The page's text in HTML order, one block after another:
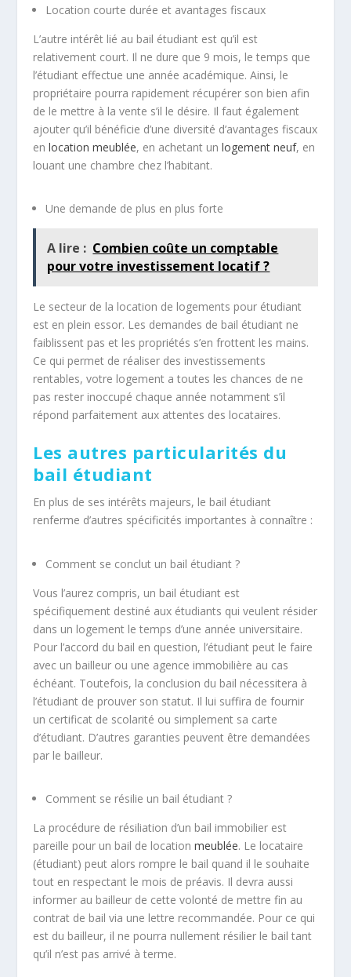
Location courte durée et avantages fiscaux
L’autre intérêt lié au bail étudiant est qu’il est
relativement court. Il ne dure que 9 mois, le temps que
l’étudiant effectue une année académique. Ainsi, le
propriétaire pourra rapidement récupérer son bien afin
de le mettre à la vente s’il le désire. Il faut également
ajouter qu’il bénéficie d’une diversité d’avantages fiscaux
enlocation meublée, en achetant unlogement neuf, en
louant une chambre chez l’habitant.
Une demande de plus en plus forte
A lire : Combien coûte un comptable
pour votre investissement locatif ?
Le secteur de la location de logements pour étudiant
est en plein essor. Les demandes de bail étudiant ne
faiblissent pas et les propriétés s’en frottent les mains.
Ce qui permet de réaliser des investissements
rentables, votre logement a toutes les chances de ne
pas rester inoccupé chaque année notamment s’il
répond parfaitement aux attentes des locataires.
Les autres particularités du
bail étudiant
En plus de ses intérêts majeurs, le bail étudiant
renferme d’autres spécificités importantes à connaître :
Comment se conclut un bail étudiant ?
Vous l’aurez compris, un bail étudiant est
spécifiquement destiné aux étudiants qui veulent résider
dans un logement le temps d’une année universitaire.
Pour l’accord du bail en question, l’étudiant peut le faire
avec un bailleur ou une agence immobilière au cas
échéant. Toutefois, la conclusion du bail nécessitera à
l’étudiant de prouver son statut. Il lui suffira de fournir
un certificat de scolarité ou simplement sa carte
d’étudiant. D’autres garanties peuvent être demandées
par le bailleur.
Comment se résilie un bail étudiant ?
La procédure de résiliation d’un bail immobilier est
pareille pour un bail de locationmeublée. Le locataire
(étudiant) peut alors rompre le bail quand il le souhaite
tout en respectant le mois de préavis. Il devra aussi
informer au bailleur de cette volonté de mettre fin au
contrat de bail via une lettre recommandée. Pour ce qui
est du bailleur, il ne pourra nullement résilier le bail tant
qu’il n’est pas arrivé à terme.